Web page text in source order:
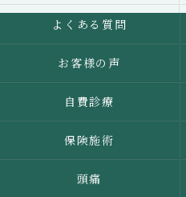
よくある質問
お客様の声
自費診療
保険施術
頭痛